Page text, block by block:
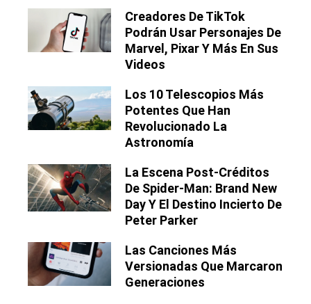
Creadores De TikTok
Podrán Usar Personajes De
Marvel, Pixar Y Más En Sus
Videos
Los 10 Telescopios Más
Potentes Que Han
Revolucionado La
Astronomía
La Escena Post-Créditos
De Spider-Man: Brand New
Day Y El Destino Incierto De
Peter Parker
Las Canciones Más
Versionadas Que Marcaron
Generaciones